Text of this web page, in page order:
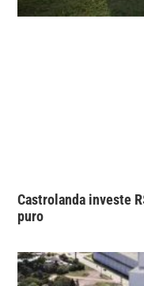
Castrolanda investe
puro